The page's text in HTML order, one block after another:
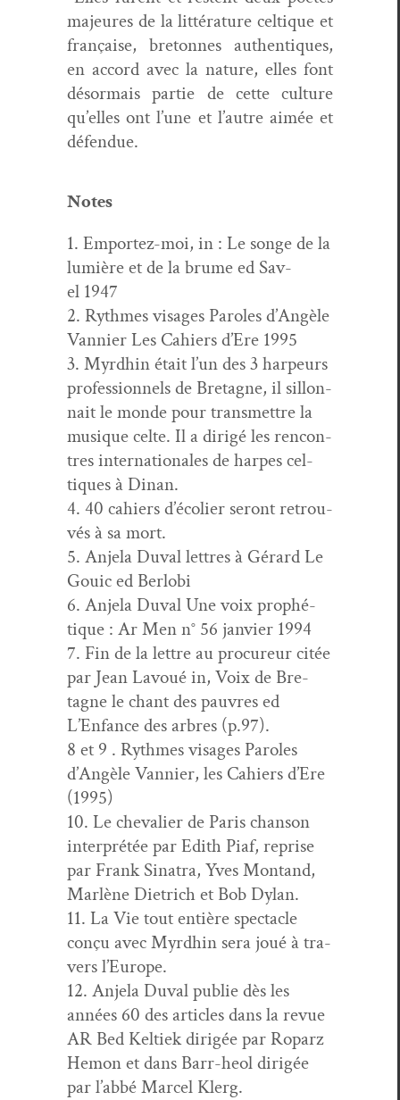
majeures de la lit­téra­ture cel­tique et
française, bre­tonnes authen­tiques,
en accord avec la nature, elles font
désor­mais par­tie de cette cul­ture
qu’elles ont l’une et l’autre aimée et
défendue.
Notes
1. Emportez-moi, in : Le songe de la
lumière et de la brume ed Sav­
el 1947
2. Rythmes vis­ages Paroles d’Angèle
Van­nier Les Cahiers d’Ere 1995
3. Myrd­hin était l’un des 3 harpeurs
pro­fes­sion­nels de Bre­tagne, il sil­lon­
nait le monde pour trans­met­tre la
musique celte. Il a dirigé les ren­con­
tres inter­na­tionales de harpes cel­
tiques à Dinan.
4. 40 cahiers d’écolier seront retrou­
vés à sa mort.
5. Anjela Duval let­tres à Gérard Le
Gouic ed Berlobi
6. Anjela Duval Une voix prophé­
tique : Ar Men n° 56 jan­vi­er 1994
7. Fin de la let­tre au pro­cureur citée
par Jean Lavoué in, Voix de Bre­
tagne le chant des pau­vres ed
L’Enfance des arbres (p.97).
8 et 9 . Rythmes vis­ages Paroles
d’Angèle Van­nier, les Cahiers d’Ere
(1995)
10. Le cheva­lier de Paris chan­son
inter­prétée par Edith Piaf, reprise
par Frank Sina­tra, Yves Mon­tand,
Mar­lène Diet­rich et Bob Dylan.
11. La Vie tout entière spec­ta­cle
conçu avec Myrd­hin sera joué à tra­
vers l’Europe.
12. Anjela Duval pub­lie dès les
années 60 des arti­cles dans la revue
AR Bed Keltiek dirigée par Roparz
Hemon et dans Barr-heol dirigée
par l’abbé Mar­cel Klerg.